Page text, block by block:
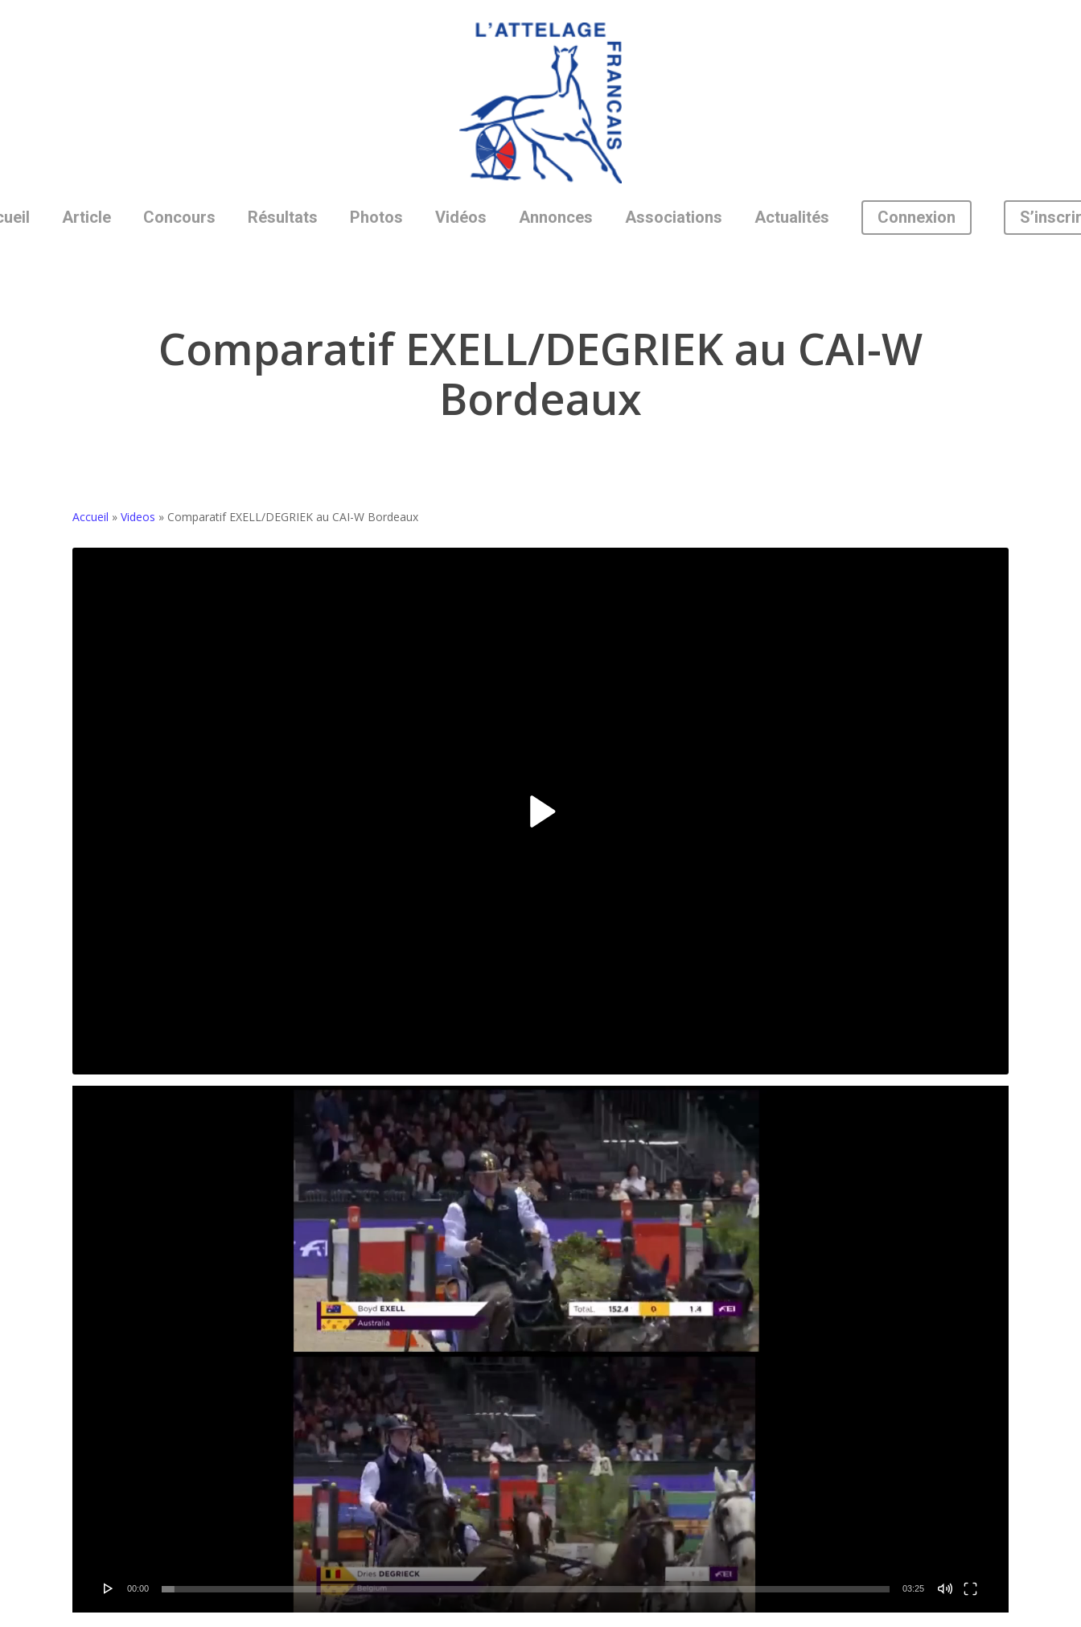
Article Concours Résultats Photos Vidéos Annonces Associations Actualités Connexion
Comparatif EXELL/DEGRIEK au CAI-W
Bordeaux
Accueil » Videos » Comparatif EXELL/DEGRIEK au CAI-W Bordeaux
00:00 03:25